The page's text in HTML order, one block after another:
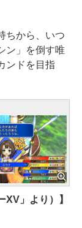
ちから、いつ
ン」を倒す唯
ンドを目指
XV」より）】